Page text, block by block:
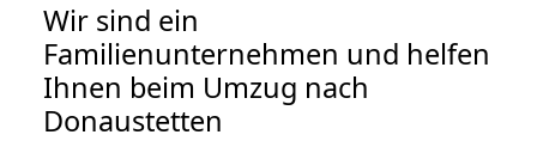
Wir sind ein
Familienunternehmen und helfen
Ihnen beim Umzug nach
Donaustetten